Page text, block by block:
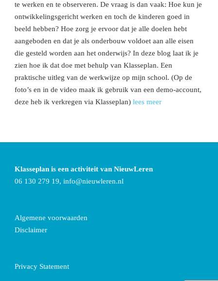
te werken en te observeren. De vraag is dan vaak: Hoe kun je
ontwikkelingsgericht werken en toch de kinderen goed in
beeld hebben? Hoe zorg je ervoor dat je alle doelen hebt
aangeboden en dat je als onderbouw voldoet aan alle eisen
die gesteld worden aan het onderwijs? In deze blog laat ik je
zien hoe ik dat doe met behulp van Klasseplan. Een
praktische uitleg van de werkwijze op mijn school. (Op de
foto’s en in de video maak ik gebruik van een demo-account,
deze heb ik verkregen via Klasseplan) lees meer
Klasseplan is een activiteit van NieuwLeren
06 130 279 19, info@nieuwleren.nl
Algemene voorwaarden
Disclaimer
Privacy Statement